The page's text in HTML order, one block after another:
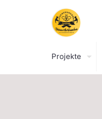
Projekte